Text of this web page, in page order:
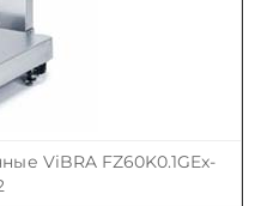
ViBRA FZ60K0.1GEx-